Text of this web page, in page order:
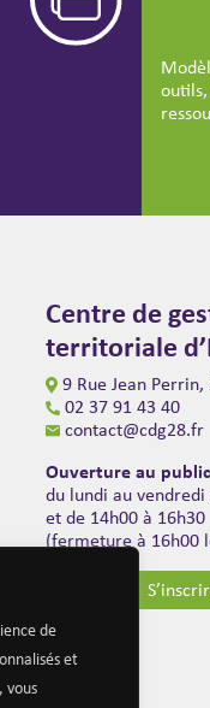
de
et
vous
Centre de
territoriale
9 Rue Jean
02 37 91 43 40
contact@cdg28.fr
Ouverture au public
du lundi au
et de 14h00 à 16h30
(fermeture à 16h00